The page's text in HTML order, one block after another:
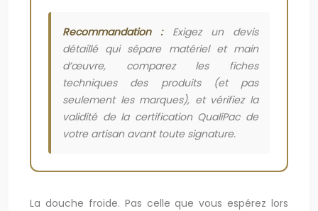
Recommandation :Exigez un devis
détaillé qui sépare matériel et main
d’œuvre, comparez les fiches
techniques des produits (et pas
seulement les marques), et vérifiez la
validité de la certification QualiPac de
votre artisan avant toute signature.
La douche froide. Pas celle que vous espérez lors